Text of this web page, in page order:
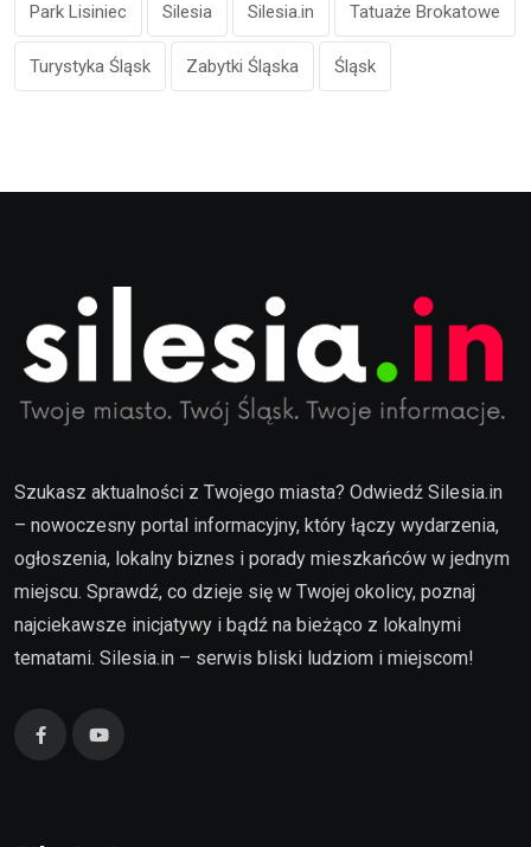
Park Lisiniec Silesia Silesia.in Tatuaże Brokatowe
Turystyka Śląsk Zabytki Śląska Śląsk
Szukasz aktualności z Twojego miasta? Odwiedź Silesia.in
– nowoczesny portal informacyjny, który łączy wydarzenia,
ogłoszenia, lokalny biznes i porady mieszkańców w jednym
miejscu. Sprawdź, co dzieje się w Twojej okolicy, poznaj
najciekawsze inicjatywy i bądź na bieżąco z lokalnymi
tematami. Silesia.in – serwis bliski ludziom i miejscom!